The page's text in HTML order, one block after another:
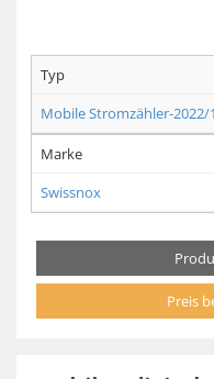
Typ
Mobile Stromzähler-2022/1
Marke
Swissnox
Preis